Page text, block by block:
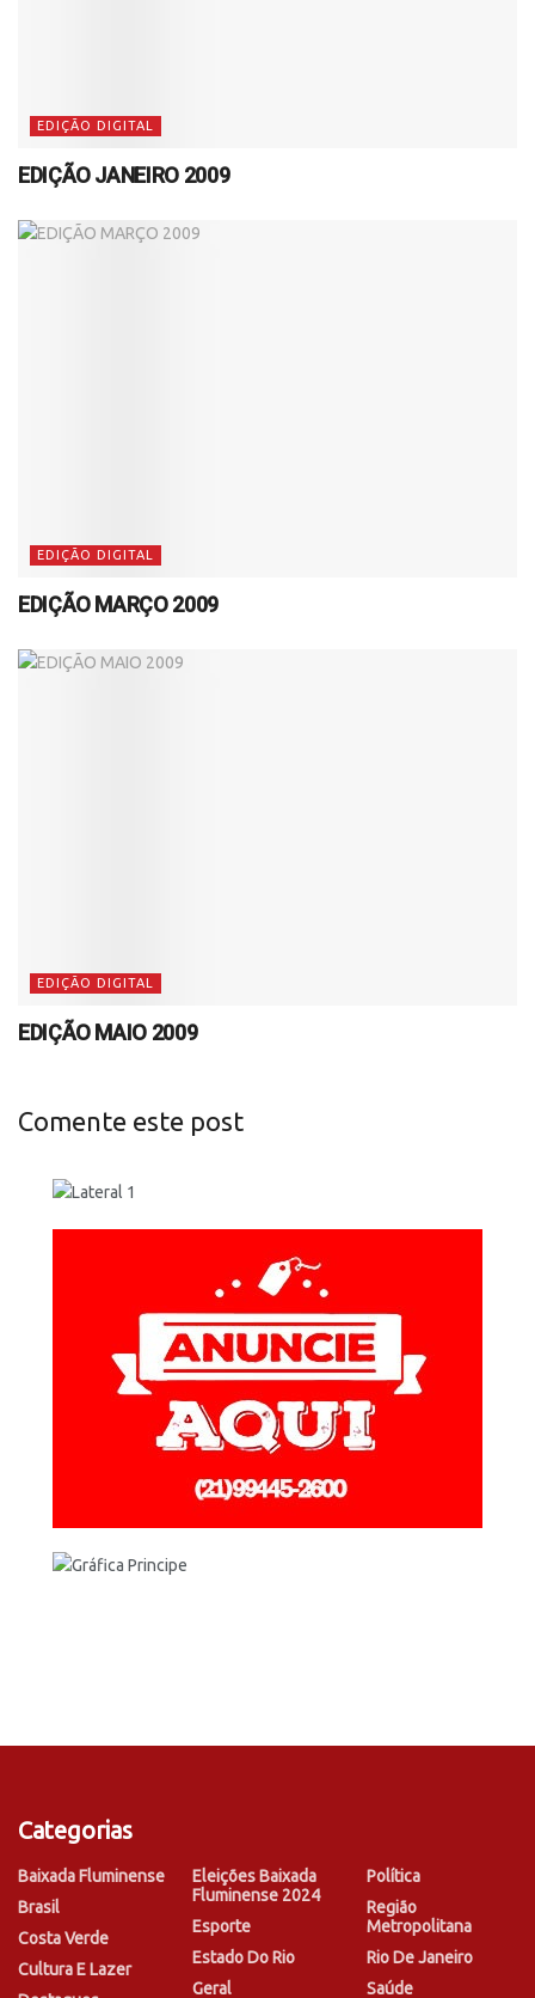
EDIÇÃO DIGITAL
EDIÇÃO JANEIRO 2009
EDIÇÃO DIGITAL
EDIÇÃO MARÇO 2009
EDIÇÃO DIGITAL
EDIÇÃO MAIO 2009
Comente este post
Categorias
Baixada Fluminense
Brasil
Costa Verde
Cultura E Lazer
Eleições Baixada
Fluminense 2024
Esporte
Estado Do Rio
Geral
Política
Região
Metropolitana
Rio De Janeiro
Saúde